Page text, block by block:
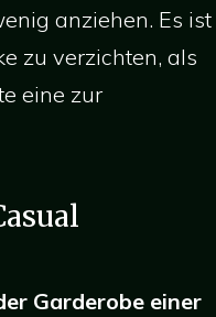
anziehen. Es ist
zu verzichten, als
eine zur
Garderobe einer